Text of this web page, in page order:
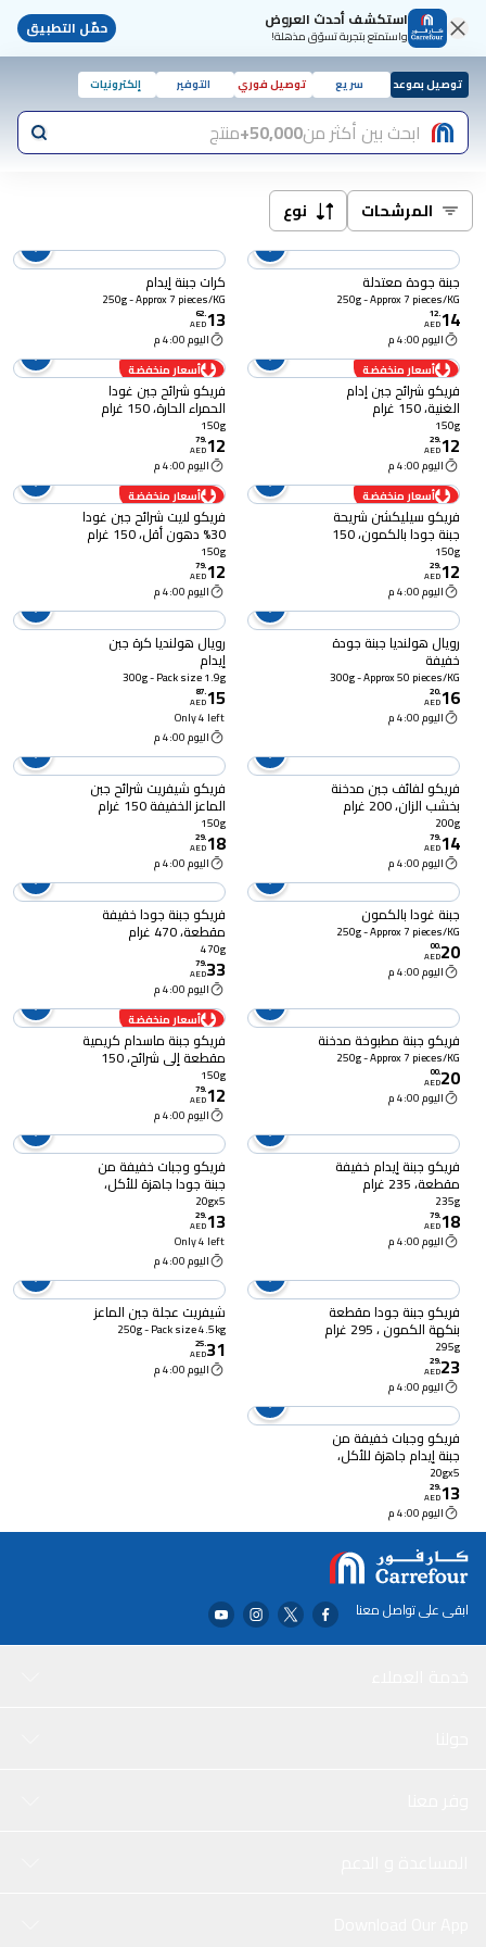
استكشف أحدث العروض
واستمتع بتجربة تسوّق مذهلة! حمّل التطبيق
توصيل بموعد سريع توصيل فوري التوفير إلكترونيات
ابحث بين أكثر من50,000+ منتج
المرشحات نوع
جبنة جودة معتدلة
250g - Approx 7 pieces/KG
14
.
12
AED
اليوم 4:00 م
كرات جبنة إيدام
250g - Approx 7 pieces/KG
13
.
62
AED
اليوم 4:00 م
أسعار منخفضة
فريكو شرائح جبن إدام
الغنية، 150 غرام
150g
12
.
29
AED
اليوم 4:00 م
أسعار منخفضة
فريكو شرائح جبن غودا
الحمراء الحارة، 150 غرام
150g
12
.
79
AED
اليوم 4:00 م
أسعار منخفضة
فريكو سيليكشن شريحة
جبنة جودا بالكمون، 150
غرام
150g
12
.
29
AED
اليوم 4:00 م
أسعار منخفضة
فريكو لايت شرائح جبن غودا
30% دهون أقل، 150 غرام
150g
12
.
79
AED
اليوم 4:00 م
رويال هولنديا جبنة جودة
خفيفة
300g - Approx 50 pieces/KG
16
.
20
AED
اليوم 4:00 م
رويال هولنديا كرة جبن
إيدام
300g - Pack size 1.9g
15
.
87
AED
Only 4 left
اليوم 4:00 م
فريكو لفائف جبن مدخنة
بخشب الزان، 200 غرام
200g
14
.
79
AED
اليوم 4:00 م
فريكو شيفريت شرائح جبن
الماعز الخفيفة 150 غرام
150g
18
.
29
AED
اليوم 4:00 م
جبنة غودا بالكمون
250g - Approx 7 pieces/KG
20
.
00
AED
اليوم 4:00 م
فريكو جبنة جودا خفيفة
مقطعة، 470 غرام
470g
33
.
79
AED
اليوم 4:00 م
فريكو جبنة مطبوخة مدخنة
250g - Approx 7 pieces/KG
20
.
00
AED
اليوم 4:00 م
أسعار منخفضة
فريكو جبنة ماسدام كريمية
مقطعة إلى شرائح، 150
غرام
150g
12
.
79
AED
اليوم 4:00 م
فريكو جبنة إيدام خفيفة
مقطعة، 235 غرام
235g
18
.
79
AED
اليوم 4:00 م
فريكو وجبات خفيفة من
جبنة جودا جاهزة للأكل،
حزمة من 5 ، 20 غرام
20gx5
13
.
29
AED
Only 4 left
اليوم 4:00 م
فريكو جبنة جودا مقطعة
بنكهة الكمون ، 295 غرام
295g
23
.
29
AED
اليوم 4:00 م
شيفريت عجلة جبن الماعز
250g - Pack size 4.5kg
31
.
25
AED
اليوم 4:00 م
فريكو وجبات خفيفة من
جبنة إيدام جاهزة للأكل،
حزمة من 5 ، 20 غرام
20gx5
13
.
29
AED
اليوم 4:00 م
ابقى على تواصل معنا